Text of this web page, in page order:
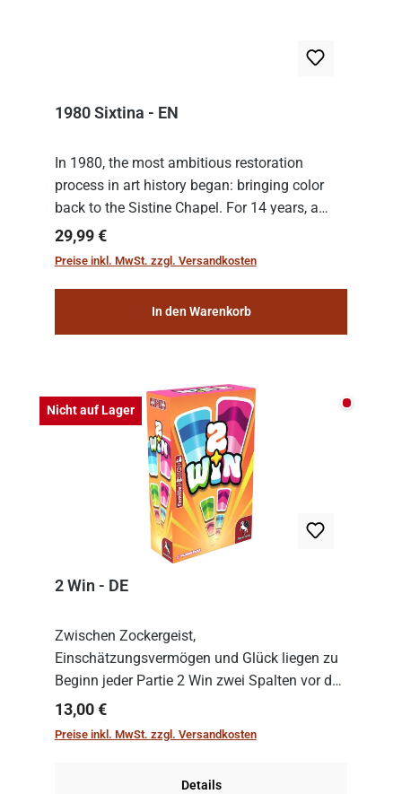
1980 Sixtina - EN
In 1980, the most ambitious restoration
process in art history began: bringing color
back to the Sistine Chapel. For 14 years, a
team of experts from the Vatican undertook
the meticulous job of cleaning and
Regulärer Preis:
29,99 €
Preise inkl. MwSt. zzgl. Versandkosten
In den Warenkorb
Nicht auf Lager Nicht
2 Win - DE
Zwischen Zockergeist,
Einschätzungsvermögen und Glück liegen zu
Beginn jeder Partie 2 Win zwei Spalten vor den
Spielenden aus, die es in die Höhe zu treiben
gilt. Doch das geht natürlich nur, solange man
Regulärer Preis:
13,00 €
Preise inkl. MwSt. zzgl. Versandkosten
Details